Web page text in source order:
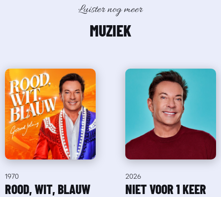
Luister nog meer
MUZIEK
1970
ROOD, WIT, BLAUW
2026
NIET VOOR 1 KEER